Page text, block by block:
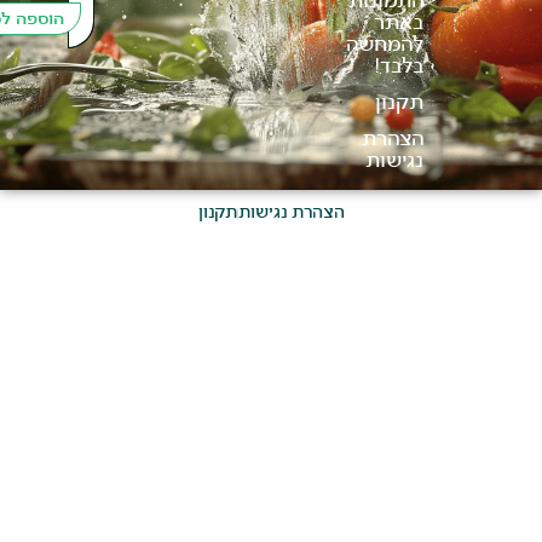
באתר
להמחשה
בלבד!
תקנון
הצהרת
נגישות
הוספה לסל
הצהרת נגישותתקנון